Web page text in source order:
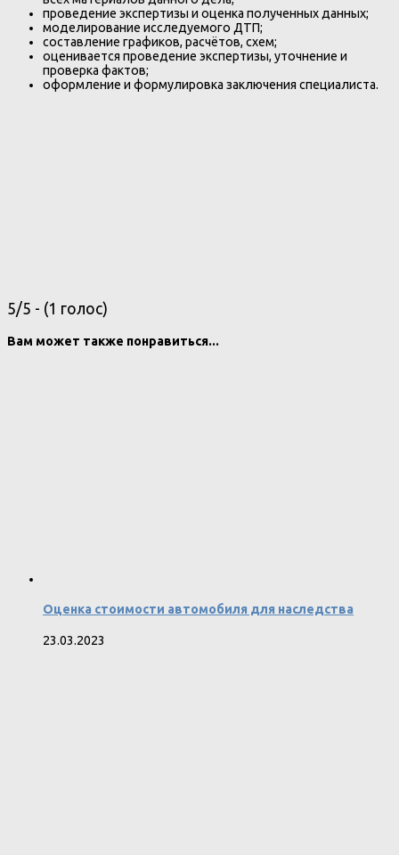
проведение экспертизы и оценка полученных данных;
моделирование исследуемого ДТП;
составление графиков, расчётов, схем;
оценивается проведение экспертизы, уточнение и
проверка фактов;
оформление и формулировка заключения специалиста.
5/5 - (1 голос)
Вам может также понравиться...
Оценка стоимости автомобиля для наследства
23.03.2023